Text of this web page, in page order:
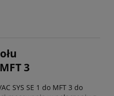
3
SYS SE 1 do MFT 3 do